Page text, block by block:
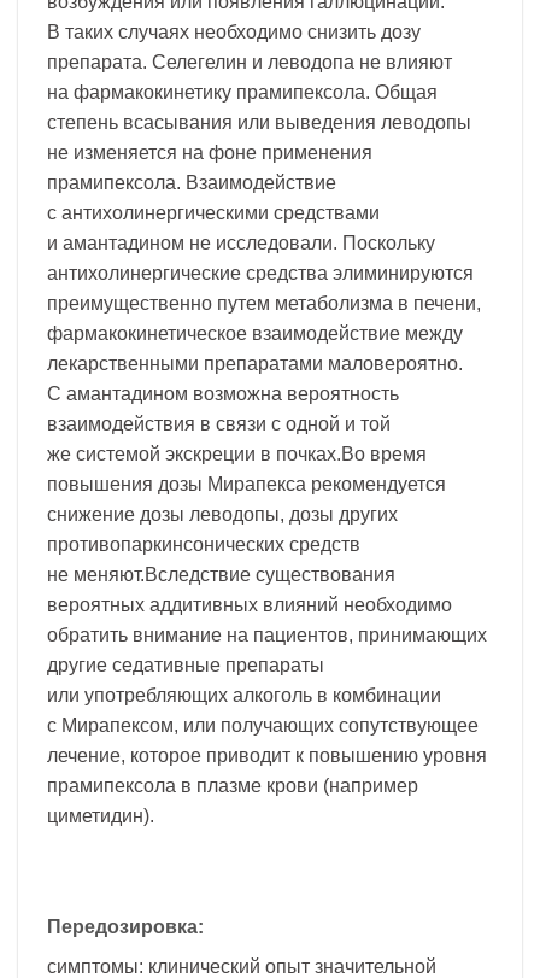
В таких случаях необходимо снизить дозу
препарата. Селегелин и леводопа не влияют
на фармакокинетику прамипексола. Общая
степень всасывания или выведения леводопы
не изменяется на фоне применения
прамипексола. Взаимодействие
с антихолинергическими средствами
и амантадином не исследовали. Поскольку
антихолинергические средства элиминируются
преимущественно путем метаболизма в печени,
фармакокинетическое взаимодействие между
лекарственными препаратами маловероятно.
С амантадином возможна вероятность
взаимодействия в связи с одной и той
же системой экскреции в почках.Во время
повышения дозы Мирапекса рекомендуется
снижение дозы леводопы, дозы других
противопаркинсонических средств
не меняют.Вследствие существования
вероятных аддитивных влияний необходимо
обратить внимание на пациентов, принимающих
другие седативные препараты
или употребляющих алкоголь в комбинации
с Мирапексом, или получающих сопутствующее
лечение, которое приводит к повышению уровня
прамипексола в плазме крови (например
циметидин).
Передозировка:
симптомы: клинический опыт значительной